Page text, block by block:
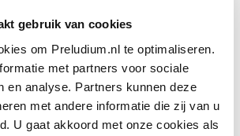
gebruik van cookies
om Preludium.nl te optimaliseren.
met partners voor sociale
en analyse. Partners kunnen deze
met andere informatie die zij van u
U gaat akkoord met onze cookies als